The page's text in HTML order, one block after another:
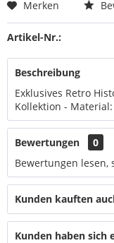
Merken
Artikel-Nr.:
Beschreibung
Exklusives Retro
Kollektion - Material:
Bewertungen
0
Bewertungen
Kunden kauften
Kunden haben sich